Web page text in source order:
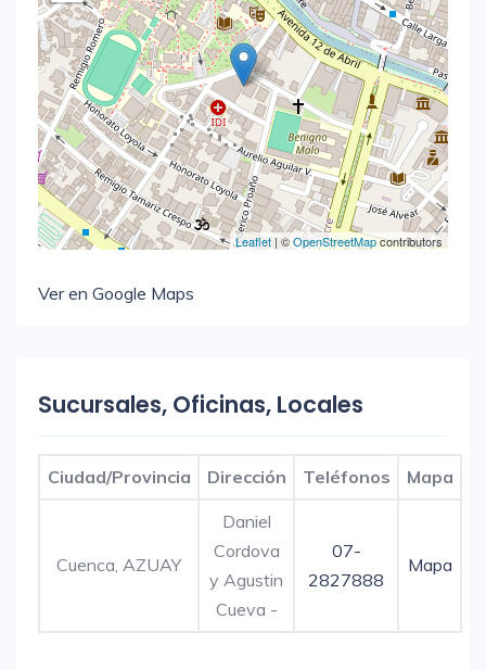
Leaflet | ©OpenStreetMapcontributors
Ver en Google Maps
Sucursales, Oficinas, Locales
Ciudad/Provincia Dirección Teléfonos Mapa
Cuenca, AZUAY
Daniel
Cordova
y Agustin
Cueva -
07-
2827888
Mapa